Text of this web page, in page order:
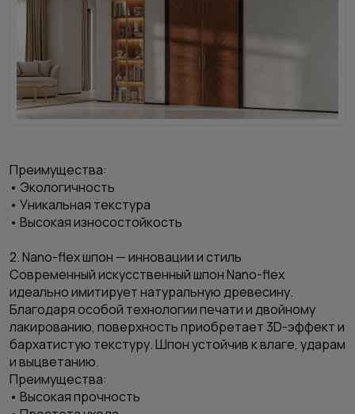
Преимущества:
• Экологичность
• Уникальная текстура
• Высокая износостойкость
2. Nano-flex шпон — инновации и стиль
Современный искусственный шпонNano-flex
идеально имитирует натуральную древесину.
Благодаря особой технологии печати и двойному
лакированию, поверхность приобретает 3D-эффект и
бархатистую текстуру. Шпон устойчив к влаге, ударам
и выцветанию.
Преимущества:
• Высокая прочность